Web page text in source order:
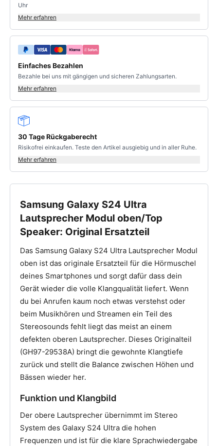
Uhr
Mehr erfahren
Einfaches Bezahlen
Bezahle bei uns mit gängigen und sicheren Zahlungsarten.
Mehr erfahren
30 Tage Rückgaberecht
Risikofrei einkaufen. Teste den Artikel ausgiebig und in aller Ruhe.
Mehr erfahren
Samsung Galaxy S24 Ultra
Lautsprecher Modul oben/Top
Speaker: Original Ersatzteil
Das Samsung Galaxy S24 Ultra Lautsprecher Modul
oben ist das originale Ersatzteil für die Hörmuschel
deines Smartphones und sorgt dafür dass dein
Gerät wieder die volle Klangqualität liefert. Wenn
du bei Anrufen kaum noch etwas verstehst oder
beim Musikhören und Streamen ein Teil des
Stereosounds fehlt liegt das meist an einem
defekten oberen Lautsprecher. Dieses Originalteil
(GH97-29538A) bringt die gewohnte Klangtiefe
zurück und stellt die Balance zwischen Höhen und
Bässen wieder her.
Funktion und Klangbild
Der obere Lautsprecher übernimmt im Stereo
System des Galaxy S24 Ultra die hohen
Frequenzen und ist für die klare Sprachwiedergabe